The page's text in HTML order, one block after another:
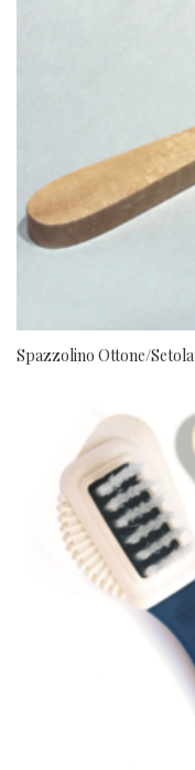
Spazzolino Ottone/Setola